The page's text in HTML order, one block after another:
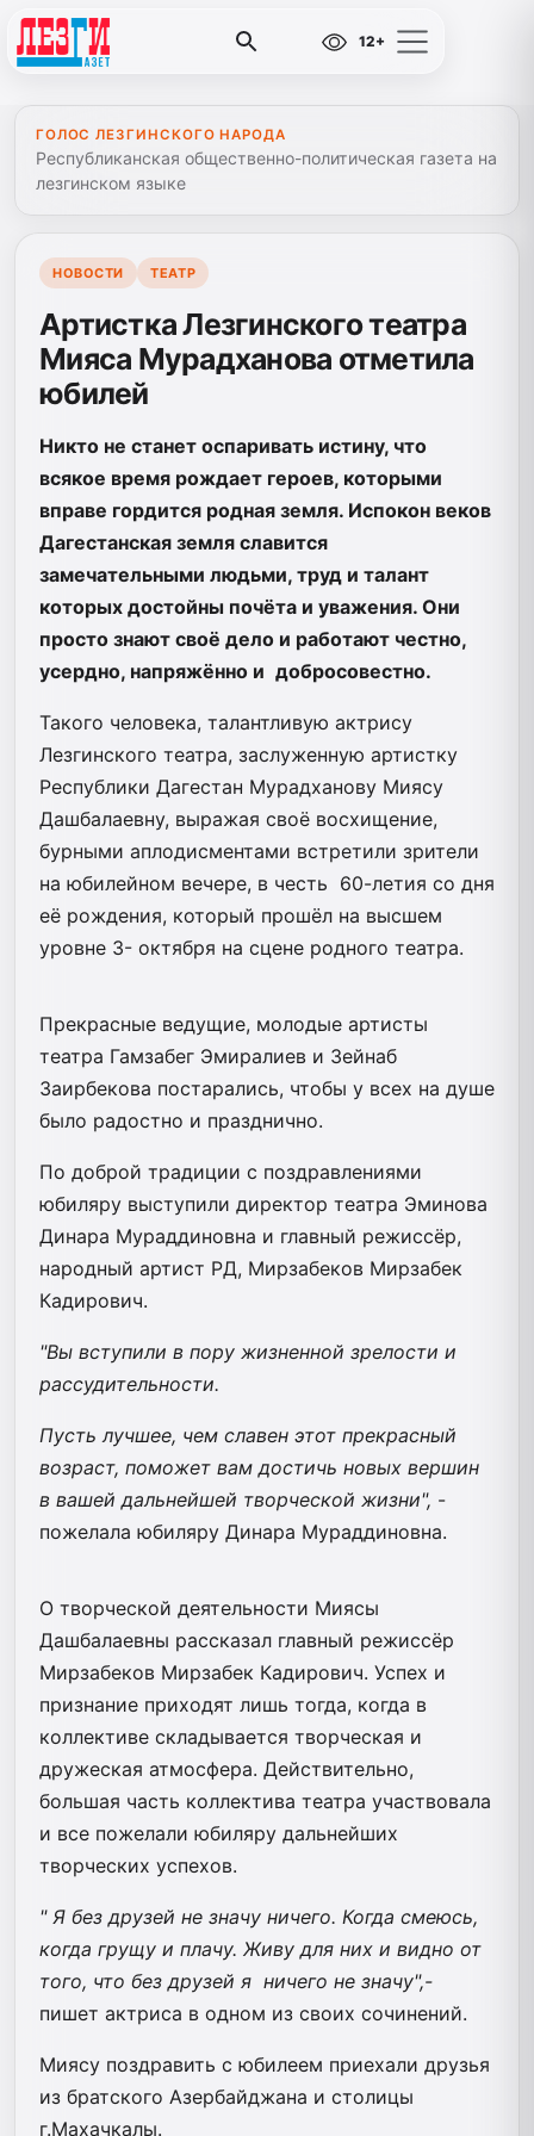
12+
ГОЛОС ЛЕЗГИНСКОГО НАРОДА
Республиканская общественно-политическая газета на
лезгинском языке
НОВОСТИ ТЕАТР
Артистка Лезгинского театра
Мияса Мурадханова отметила
юбилей
Никто не станет оспаривать истину, что
всякое время рождает героев, которыми
вправе гордится родная земля. Испокон веков
Дагестанская земля славится
замечательными людьми, труд и талант
которых достойны почёта и уважения. Они
просто знают своё дело и работают честно,
усердно, напряжённо и добросовестно.
Такого человека, талантливую актрису
Лезгинского театра, заслуженную артистку
Республики Дагестан Мурадханову Миясу
Дашбалаевну, выражая своё восхищение,
бурными аплодисментами встретили зрители
на юбилейном вечере, в честь 60-летия со дня
её рождения, который прошёл на высшем
уровне 3- октября на сцене родного театра.
Прекрасные ведущие, молодые артисты
театра Гамзабег Эмиралиев и Зейнаб
Заирбекова постарались, чтобы у всех на душе
было радостно и празднично.
По доброй традиции с поздравлениями
юбиляру выступили директор театра Эминова
Динара Мураддиновна и главный режиссёр,
народный артист РД, Мирзабеков Мирзабек
Кадирович.
"Вы вступили в пору жизненной зрелости и
рассудительности.
Пусть лучшее, чем славен этот прекрасный
возраст, поможет вам достичь новых вершин
в вашей дальнейшей творческой жизни", -
пожелала юбиляру Динара Мураддиновна.
О творческой деятельности Миясы
Дашбалаевны рассказал главный режиссёр
Мирзабеков Мирзабек Кадирович. Успех и
признание приходят лишь тогда, когда в
коллективе складывается творческая и
дружеская атмосфера. Действительно,
большая часть коллектива театра участвовала
и все пожелали юбиляру дальнейших
творческих успехов.
" Я без друзей не значу ничего. Когда смеюсь,
когда грущу и плачу. Живу для них и видно от
того, что без друзей я ничего не значу",-
пишет актриса в одном из своих сочинений.
Миясу поздравить с юбилеем приехали друзья
из братского Азербайджана и столицы
г.Махачкалы.